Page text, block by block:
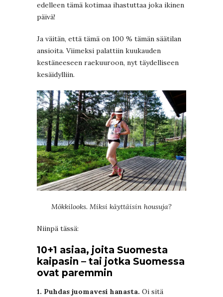
edelleen tämä kotimaa ihastuttaa joka ikinen
päivä!
Ja väitän, että tämä on 100 % tämän säätilan
ansioita. Viimeksi palattiin kuukauden
kestäneeseen raekuuroon, nyt täydelliseen
kesäidylliin.
Mökkilooks. Miksi käyttäisin housuja?
Niinpä tässä:
10+1 asiaa, joita Suomesta
kaipasin – tai jotka Suomessa
ovat paremmin
1. Puhdas juomavesi hanasta. Oi sitä